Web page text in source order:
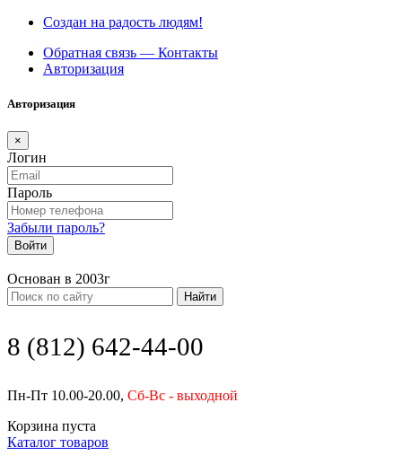
Создан на радость людям!
Обратная связь — Контакты
Авторизация
Авторизация
×
Логин
Пароль
Забыли пароль?
Войти
Основан в 2003г
Найти
8 (812) 642-44-00
Пн-Пт 10.00-20.00, Сб-Вс - выходной
Корзина пуста
Каталог товаров